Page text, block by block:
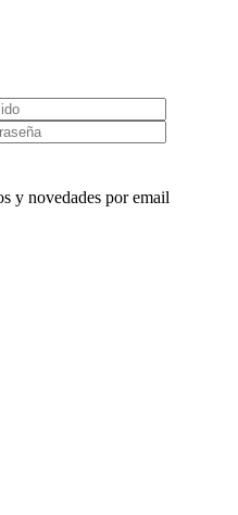
y novedades por email